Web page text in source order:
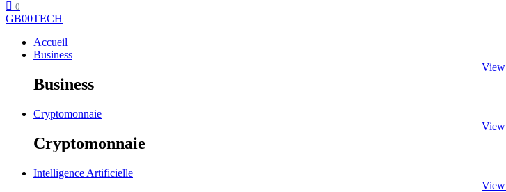
0
GB00TECH
Accueil
Business
Business
Cryptomonnaie
Cryptomonnaie
Intelligence Artificielle